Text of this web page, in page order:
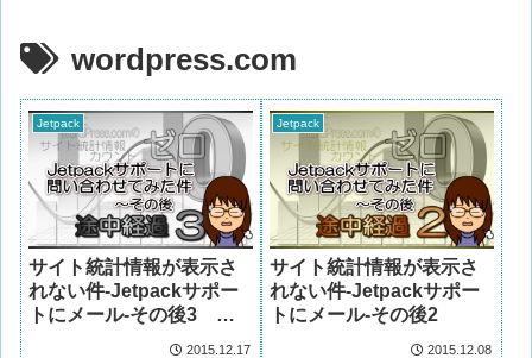
wordpress.com
Jetpack
サイト統計情報が表示さ
れない件-Jetpackサポー
トにメール-その後3 ま
2015.12.17
Jetpack
サイト統計情報が表示さ
れない件-Jetpackサポー
トにメール-その後2
2015.12.08